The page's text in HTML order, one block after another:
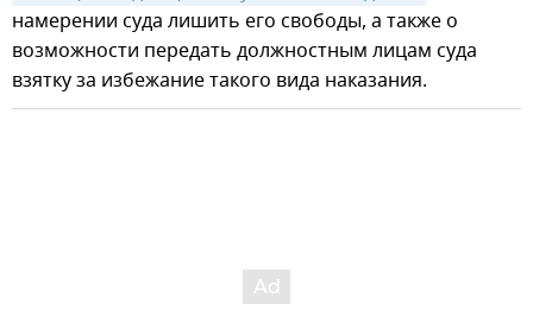
намерении суда лишить его свободы, а также о
возможности передать должностным лицам суда
взятку за избежание такого вида наказания.